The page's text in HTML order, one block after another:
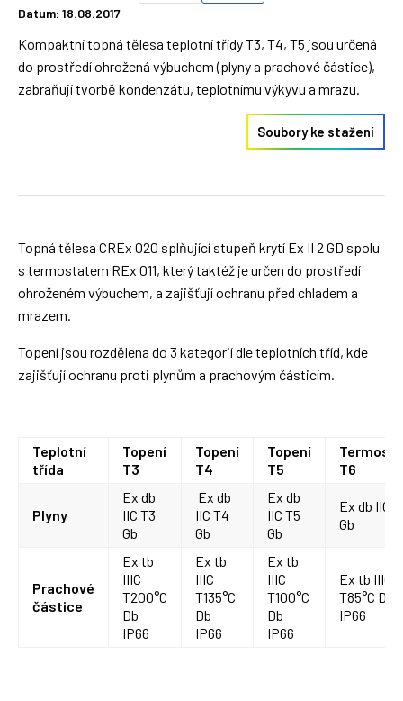
Datum: 18.08.2017
Kompaktní topná tělesa teplotní třídy T3, T4, T5 jsou určená
do prostředí ohrožená výbuchem (plyny a prachové částice),
zabraňují tvorbě kondenzátu, teplotnímu výkyvu a mrazu.
Soubory ke stažení
Topná tělesa CREx 020 splňující stupeň krytí Ex II 2 GD spolu
s termostatem REx 011, který taktéž je určen do prostředí
ohroženém výbuchem, a zajišťují ochranu před chladem a
mrazem.
Topení jsou rozdělena do 3 kategorií dle teplotních tříd, kde
zajišťují ochranu proti plynům a prachovým částicím.
Teplotní
třída
Topení
T3
Topení
T4
Topení
T5
T6
Plyny
Ex db
IIC T3
Gb
Ex db
IIC T4
Gb
Ex db
IIC T5
Gb
Ex db IIC
Gb
Prachové
částice
Ex tb
IIIC
T200°C
Db
IP66
Ex tb
IIIC
T135°C
Db
IP66
Ex tb
IIIC
T100°C
Db
IP66
Ex tb IIIC
T85°C Db
IP66